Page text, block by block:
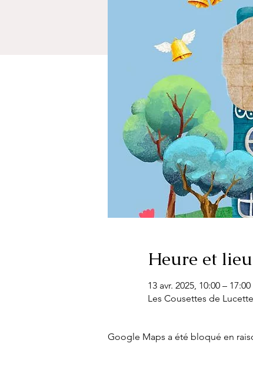
Heure et lieu
13 avr. 2025, 10:00 – 17:00
Les Cousettes de
Google Maps a été bloqué en